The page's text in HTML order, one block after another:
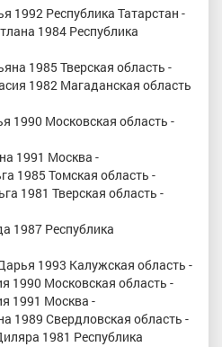
1992 Республика Татарстан -
1984 Республика
1985 Тверская область -
1982 Магаданская область
1990 Московская область -
1991 Москва -
1985 Томская область -
1981 Тверская область -
1987 Республика
1993 Калужская область -
1990 Московская область -
1991 Москва -
1989 Свердловская область -
1981 Республика